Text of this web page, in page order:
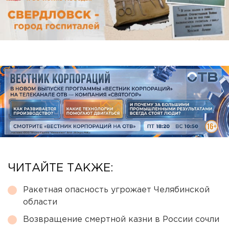
ЧИТАЙТЕ ТАКЖЕ:
Ракетная опасность угрожает Челябинской
области
Возвращение смертной казни в России сочли